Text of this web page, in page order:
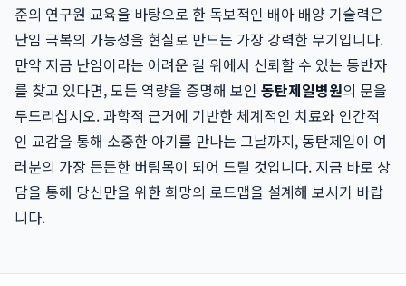
준의 연구원 교육을 바탕으로 한 독보적인 배아 배양 기술력은
난임 극복의 가능성을 현실로 만드는 가장 강력한 무기입니다.
만약 지금 난임이라는 어려운 길 위에서 신뢰할 수 있는 동반자
를 찾고 있다면, 모든 역량을 증명해 보인 동탄제일병원의 문을
두드리십시오. 과학적 근거에 기반한 체계적인 치료와 인간적
인 교감을 통해 소중한 아기를 만나는 그날까지, 동탄제일이 여
러분의 가장 든든한 버팀목이 되어 드릴 것입니다. 지금 바로 상
담을 통해 당신만을 위한 희망의 로드맵을 설계해 보시기 바랍
니다.